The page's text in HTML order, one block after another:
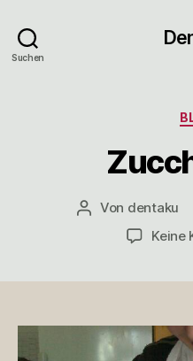
Suchen
Beitragsautor
Von dentaku
Keine